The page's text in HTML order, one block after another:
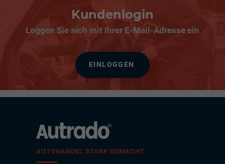
Kundenlogin
Loggen Sie sich mit Ihrer E-Mail-Adresse ein
EINLOGGEN
AUTOHANDEL STARK GEMACHT